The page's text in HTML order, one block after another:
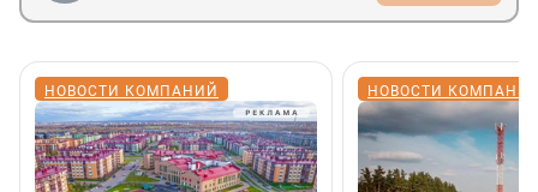
НОВОСТИ КОМПАНИЙ НОВОСТИ